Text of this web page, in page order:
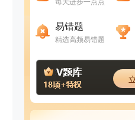
每天进步一点点
易错题
精选高频易错题